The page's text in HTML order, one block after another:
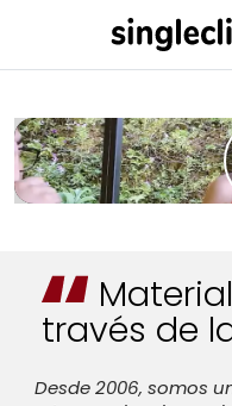
través de
Desde 2006, somos